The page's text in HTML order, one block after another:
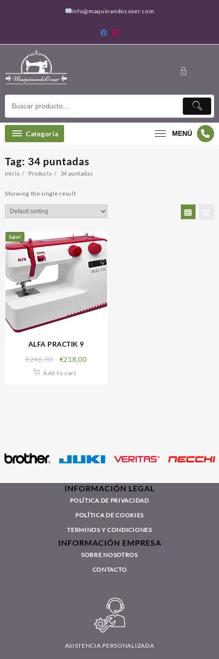
info@maquinandocoser.com
Categoría MENÚ
Tag: 34 puntadas
Inicio Products 34 puntadas
Showing the single result
Sale!
ALFA PRACTIK 9
€246,90 €218,00
Add to cart
INFORMACIÓN LEGAL
POLÍTICA DE PRIVACIDAD
POLÍTICA DE COOKIES
TERMINOS Y CONDICIONES
INFORMACIÓN EMPRESA
SOBRE NOSOTROS
CONTACTO
ASISTENCIA PERSONALIZADA